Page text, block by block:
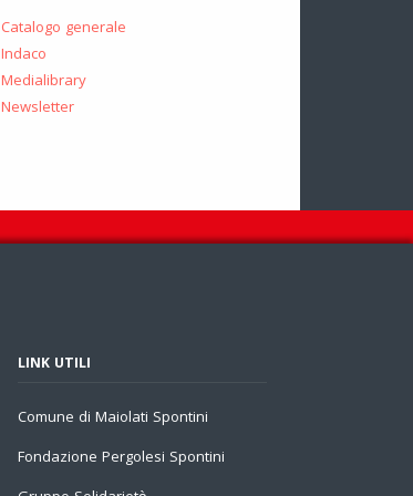
Catalogo generale
Indaco
Medialibrary
Newsletter
LINK UTILI
Comune di Maiolati Spontini
Fondazione Pergolesi Spontini